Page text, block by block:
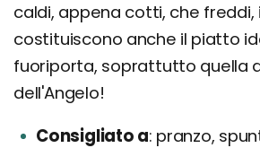
caldi, appena cotti, che
costituiscono anche il piatto
fuoriporta, soprattutto quella
dell'Angelo!
Consigliato a pranzo,